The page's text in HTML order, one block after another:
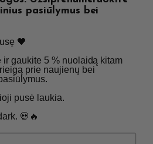
Apie Mus
NIKOTINO VARTOTOJAMS.
NIKOTINO.
pasiūlymus bei
🖤
ir gaukite 5 % nuolaidą kitam
prie naujienų bei
pusė laukia.
💀🔥